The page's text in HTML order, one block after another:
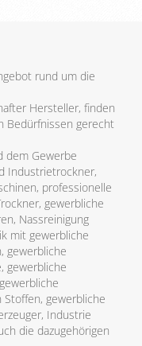
rund um die
Hersteller, finden
Bedürfnissen gerecht
dem Gewerbe
Industrietrockner,
professionelle
gewerbliche
Nassreinigung
mit gewerbliche
gewerbliche
gewerbliche
gewerbliche
Industrie
die dazugehörigen